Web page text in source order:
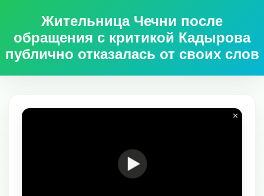
Жительница Чечни после
обращения с критикой Кадырова
публично отказалась от своих слов